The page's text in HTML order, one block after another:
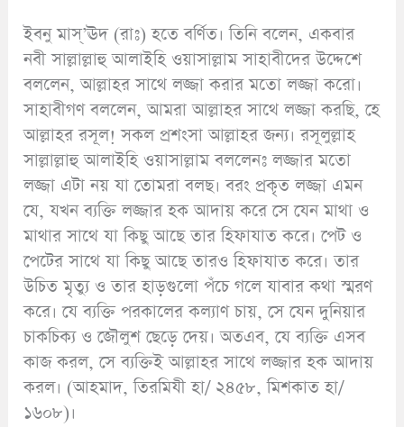
ইবনু মাস্’ঊদ (রাঃ) হতে বর্ণিত। তিনি বলেন, একবার
নবী সাল্লাল্লাহু আলাইহি ওয়াসাল্লাম সাহাবীদের উদ্দেশে
বললেন, আল্লাহর সাথে লজ্জা করার মতো লজ্জা করো।
সাহাবীগণ বললেন, আমরা আল্লাহর সাথে লজ্জা করছি, হে
আল্লাহর রসূল! সকল প্রশংসা আল্লাহর জন্য। রসূলুল্লাহ
সাল্লাল্লাহু আলাইহি ওয়াসাল্লাম বললেনঃ লজ্জার মতো
লজ্জা এটা নয় যা তোমরা বলছ। বরং প্রকৃত লজ্জা এমন
যে, যখন ব্যক্তি লজ্জার হক আদায় করে সে যেন মাথা ও
মাথার সাথে যা কিছু আছে তার হিফাযাত করে। পেট ও
পেটের সাথে যা কিছু আছে তারও হিফাযাত করে। তার
উচিত মৃত্যু ও তার হাড়গুলো পঁচে গলে যাবার কথা স্মরণ
করে। যে ব্যক্তি পরকালের কল্যাণ চায়, সে যেন দুনিয়ার
চাকচিক্য ও জৌলুশ ছেড়ে দেয়। অতএব, যে ব্যক্তি এসব
কাজ করল, সে ব্যক্তিই আল্লাহর সাথে লজ্জার হক আদায়
করল। (আহমাদ, তিরমিযী হা/ ২৪৫৮, মিশকাত হা/
১৬০৮)।